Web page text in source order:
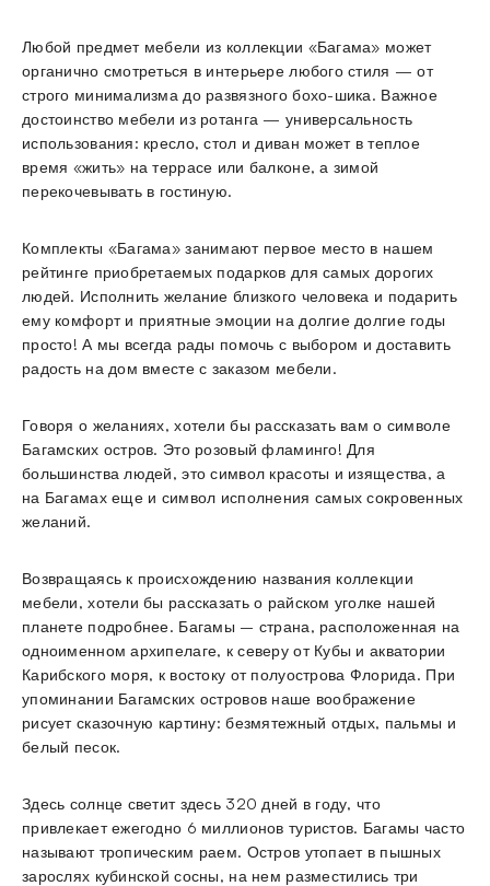
Любой предмет мебели из коллекции «Багама» может
органично смотреться в интерьере любого стиля — от
строго минимализма до развязного бохо-шика. Важное
достоинство мебели из ротанга — универсальность
использования: кресло, стол и диван может в теплое
время «жить» на террасе или балконе, а зимой
перекочевывать в гостиную.
Комплекты «Багама» занимают первое место в нашем
рейтинге приобретаемых подарков для самых дорогих
людей. Исполнить желание близкого человека и подарить
ему комфорт и приятные эмоции на долгие долгие годы
просто! А мы всегда рады помочь с выбором и доставить
радость на дом вместе с заказом мебели.
Говоря о желаниях, хотели бы рассказать вам о символе
Багамских остров. Это розовый фламинго! Для
большинства людей, это символ красоты и изящества, а
на Багамах еще и символ исполнения самых сокровенных
желаний.
Возвращаясь к происхождению названия коллекции
мебели, хотели бы рассказать о райском уголке нашей
планете подробнее. Багамы – страна, расположенная на
одноименном архипелаге, к северу от Кубы и акватории
Карибского моря, к востоку от полуострова Флорида. При
упоминании Багамских островов наше воображение
рисует сказочную картину: безмятежный отдых, пальмы и
белый песок.
Здесь солнце светит здесь 320 дней в году, что
привлекает ежегодно 6 миллионов туристов. Багамы часто
называют тропическим раем. Остров утопает в пышных
зарослях кубинской сосны, на нем разместились три